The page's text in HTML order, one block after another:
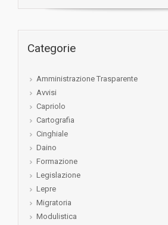
Categorie
Amministrazione Trasparente
Avvisi
Capriolo
Cartografia
Cinghiale
Daino
Formazione
Legislazione
Lepre
Migratoria
Modulistica